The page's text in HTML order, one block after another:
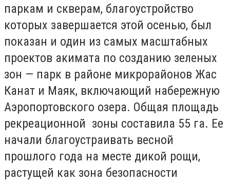
паркам и скверам, благоустройство
которых завершается этой осенью, был
показан и один из самых масштабных
проектов акимата по созданию зеленых
зон — парк в районе микрорайонов Жас
Канат и Маяк, включающий набережную
Аэропортовского озера. Общая площадь
рекреационной зоны составила 55 га. Ее
начали благоустраивать весной
прошлого года на месте дикой рощи,
растущей как зона безопасности